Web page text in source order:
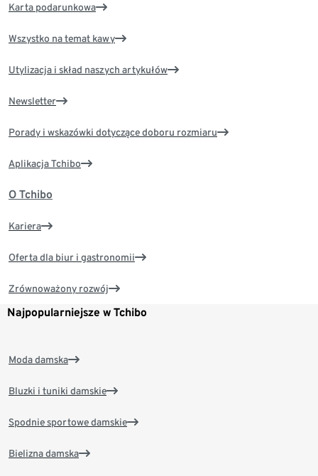
Karta podarunkowa
Wszystko na temat kawy
Utylizacja i skład naszych artykułów
Newsletter
Porady i wskazówki dotyczące doboru rozmiaru
Aplikacja Tchibo
O Tchibo
Kariera
Oferta dla biur i gastronomii
Zrównoważony rozwój
Najpopularniejsze w Tchibo
Moda damska
Bluzki i tuniki damskie
Spodnie sportowe damskie
Bielizna damska